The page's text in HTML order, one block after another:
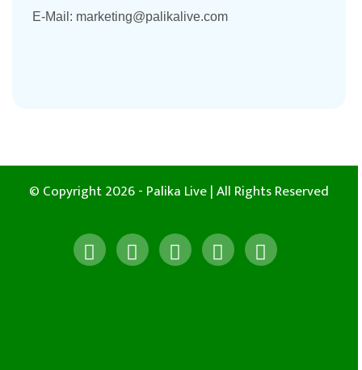
E-Mail: marketing@palikalive.com
© Copyright 2026 - Palika Live | All Rights Reserved